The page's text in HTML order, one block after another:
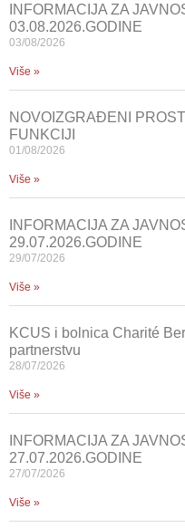
INFORMACIJA ZA
03.08.2026.GODINE
03/08/2026
Više »
NOVOIZGRAĐENI
FUNKCIJI
01/08/2026
Više »
INFORMACIJA ZA
29.07.2026.GODINE
29/07/2026
Više »
KCUS i bolnica Charité
partnerstvu
28/07/2026
Više »
INFORMACIJA ZA
27.07.2026.GODINE
27/07/2026
Više »